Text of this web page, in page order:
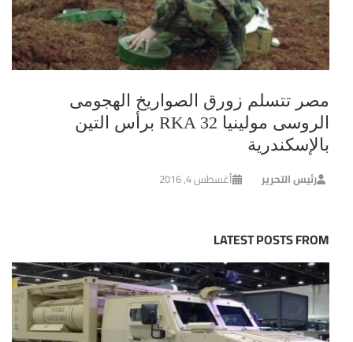
مصر تتسلم زورق الصواريخ الهجومى
الروسى مولينيا RKA 32 برأس التين
بالإسكندرية
رئيس التحرير أغسطس 4, 2016
LATEST POSTS FROM